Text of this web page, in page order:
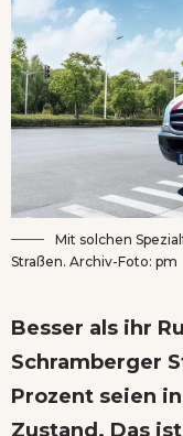
Mit solchen
Straßen. Archiv-Foto: pm
Besser als ihr
Schramberger
Prozent seien
Zustand. Das